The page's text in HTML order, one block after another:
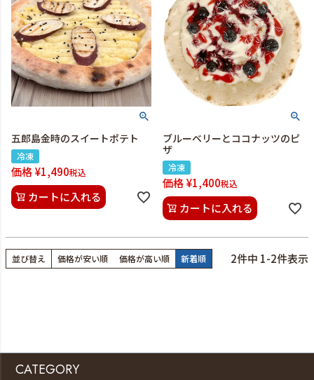
五郎島金時のスイートポテト
冷凍
価格¥1,490税込
カートに入れる
ブルーベリーとココナッツのピ
ザ
冷凍
価格¥1,400税込
カートに入れる
並び替え 価格が安い順 価格が高い順 新着順 2件中 1-2件表示
CATEGORY